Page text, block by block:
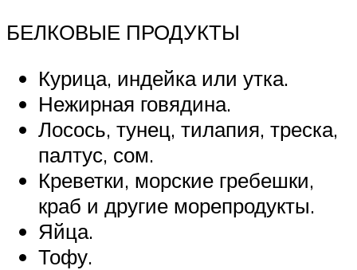
БЕЛКОВЫЕ ПРОДУКТЫ
Курица, индейка или утка.
Нежирная говядина.
Лосось, тунец, тилапия, треска,
палтус, сом.
Креветки, морские гребешки,
краб и другие морепродукты.
Яйца.
Тофу.